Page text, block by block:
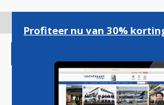
gaan
Profiteer nu van 30%